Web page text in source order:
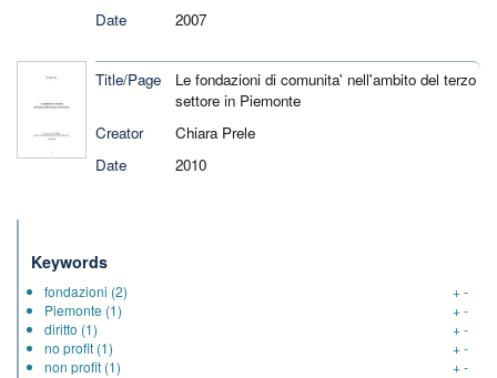
Date
2007
Title/Page
Le fondazioni di comunita' nell'ambito del terzo
settore in Piemonte
Creator
Chiara Prele
Date
2010
Keywords
fondazioni (2) +-
Piemonte (1) +-
diritto (1) +-
no profit (1) +-
non profit (1) +-